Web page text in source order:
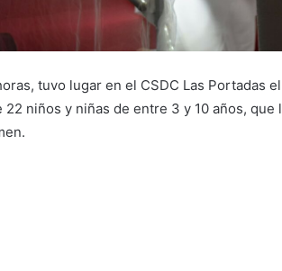
tuvo lugar en el CSDC Las Portadas
niños y niñas de entre 3 y 10 años, que